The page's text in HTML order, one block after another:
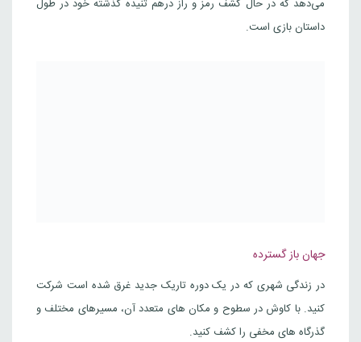
می‌دهد که در حال کشف رمز و راز درهم تنیده گذشته خود در طول
داستان بازی است.
جهان باز گسترده
در زندگی شهری که در یک دوره تاریک جدید غرق شده است شرکت
کنید. با کاوش در سطوح و مکان های متعدد آن، مسیرهای مختلف و
گذرگاه های مخفی را کشف کنید.